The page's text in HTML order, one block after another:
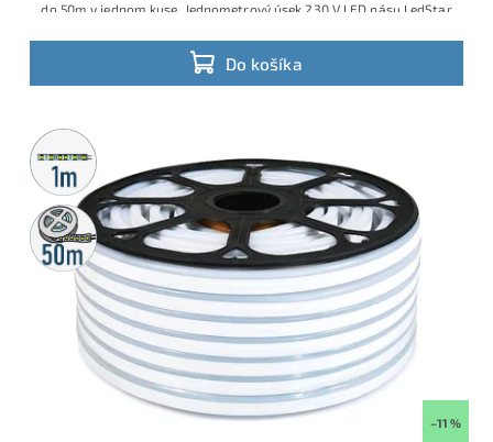
Do košíka
do 50m v jednom kuse. Jednometrový úsek 230 V LED pásu LedStar
6500 K pri spotrebe 12 W/m.
Metrážny
predaj
50m
rolka
–11 %